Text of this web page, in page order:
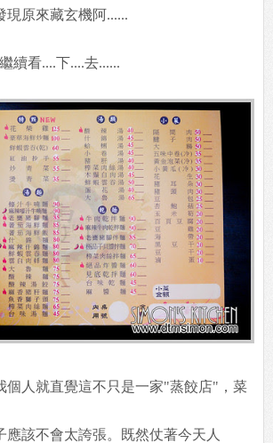
現原來藏玄機阿......
續看....下....去......
個人就直覺這不只是一家"蒸餃店"，菜
應該不會太誇張。既然仗著今天人